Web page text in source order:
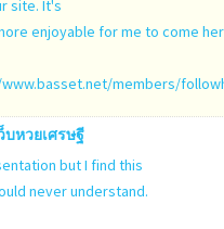
site. It's
enjoyable for me to come
members/
บหวยเศรษฐี
but I find this
never understand.